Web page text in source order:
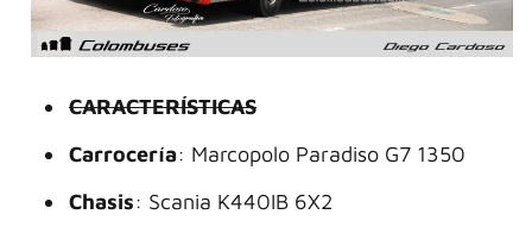
CARACTERÍSTICAS
Carrocería: Marcopolo Paradiso G7 1350
Chasis: Scania K440IB 6X2